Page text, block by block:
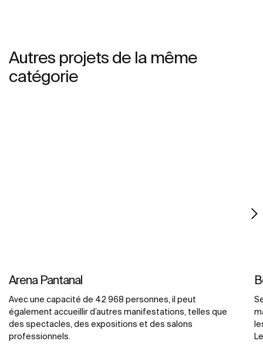
Autres projets de la même
catégorie
Arena Pantanal
Avec une capacité de 42 968 personnes, il peut
également accueillir d’autres manifestations, telles que
des spectacles, des expositions et des salons
professionnels.